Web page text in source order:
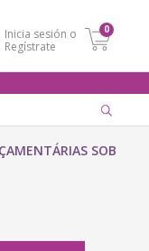
Inicia sesión o
Regístrate
0
SOB